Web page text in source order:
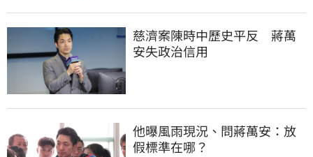
慈濟案陳時中歷史平反　蔣萬
安失政治信用
他曝風雨現況、問蔣萬安：放
假標準在哪？